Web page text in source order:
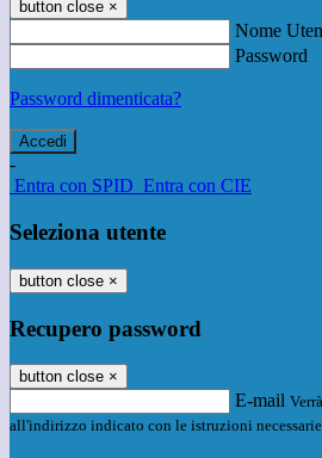
button close ×
Nome
Password
Password dimenticata?
-
Entra con SPID Entra con CIE
Seleziona utente
button close ×
Recupero password
button close ×
E-mail
all'indirizzo indicato con le istruzioni